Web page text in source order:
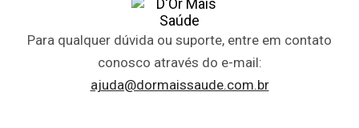
Para qualquer dúvida ou suporte, entre em contato
conosco através do e-mail:
ajuda@dormaissaude.com.br